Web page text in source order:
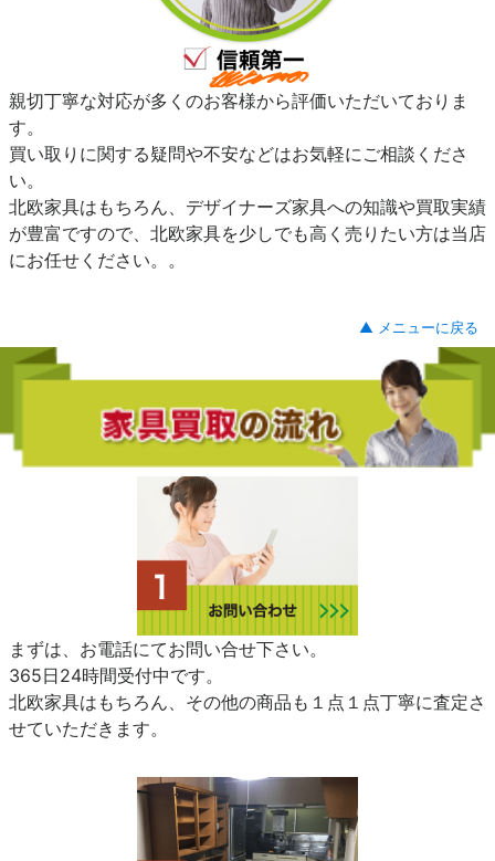
親切丁寧な対応が多くのお客様から評価いただいておりま
す。
買い取りに関する疑問や不安などはお気軽にご相談くださ
い。
北欧家具はもちろん、デザイナーズ家具への知識や買取実績
が豊富ですので、北欧家具を少しでも高く売りたい方は当店
にお任せください。。
▲ メニューに戻る
まずは、お電話にてお問い合せ下さい。
365日24時間受付中です。
北欧家具はもちろん、その他の商品も１点１点丁寧に査定さ
せていただきます。